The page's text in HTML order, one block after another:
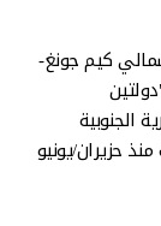
كيم جونغ-
الجنوبية
حزيران/يونيو